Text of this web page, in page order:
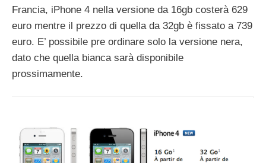
Francia, iPhone 4 nella versione da 16gb costerà 629
euro mentre il prezzo di quella da 32gb è fissato a 739
euro. E’ possibile pre ordinare solo la versione nera,
dato che quella bianca sarà disponibile
prossimamente.